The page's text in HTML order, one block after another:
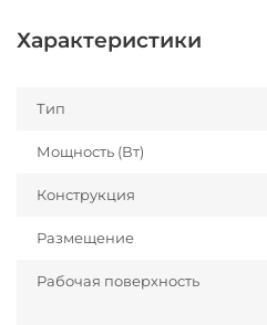
Характеристики
Тип
Мощность (Вт)
Конструкция
Размещение
Рабочая поверхность